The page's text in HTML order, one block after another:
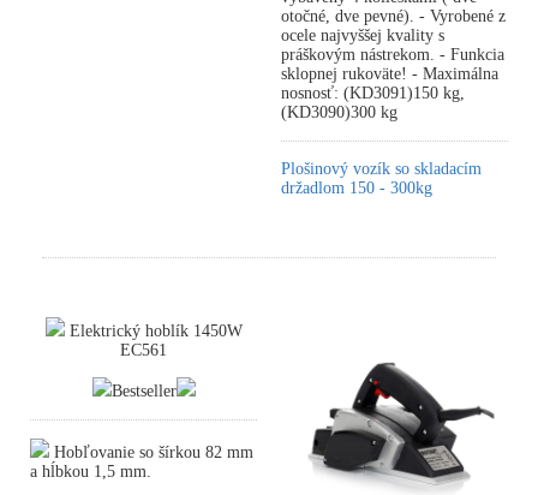
otočné, dve pevné). - Vyrobené z
ocele najvyššej kvality s
práškovým nástrekom. - Funkcia
sklopnej rukoväte! - Maximálna
nosnosť: (KD3091)150 kg,
(KD3090)300 kg
Plošinový vozík so skladacím
držadlom 150 - 300kg
Elektrický hoblík 1450W
EC561
Bestseller
Hobľovanie so šírkou 82 mm
a hĺbkou 1,5 mm.